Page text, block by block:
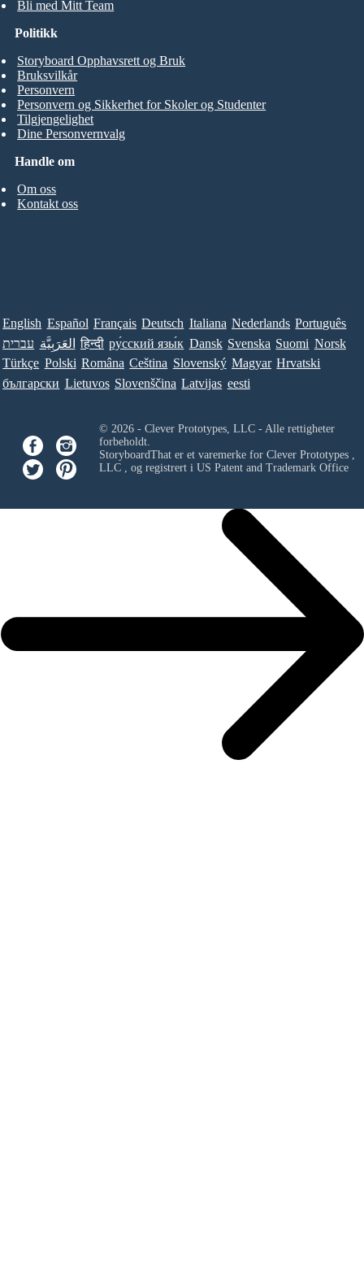
Bli med Mitt Team
Handle om
Om oss
Kontakt oss
Politikk
Storyboard Opphavsrett og Bruk
Bruksvilkår
Personvern
Personvern og Sikkerhet for Skoler og Studenter
Tilgjengelighet
Dine Personvernvalg
English Español Français Deutsch Italiana Nederlands Português
עברית العَرَبِيَّة हिन्दी ру́сский язы́к Dansk Svenska Suomi Norsk
Türkçe Polski Româna Ceština Slovenský Magyar Hrvatski
български Lietuvos Slovenščina Latvijas eesti
© 2026 - Clever Prototypes, LLC - Alle rettigheter
forbeholdt.
StoryboardThat er et varemerke for Clever Prototypes ,
LLC, og registrert i US Patent and Trademark Office